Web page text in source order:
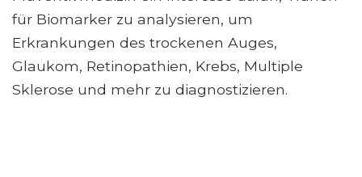
für Biomarker zu analysieren, um
Erkrankungen des trockenen Auges,
Glaukom, Retinopathien, Krebs, Multiple
Sklerose und mehr zu diagnostizieren.